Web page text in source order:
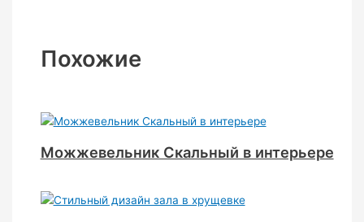
Похожие
Можжевельник Скальный в интерьере